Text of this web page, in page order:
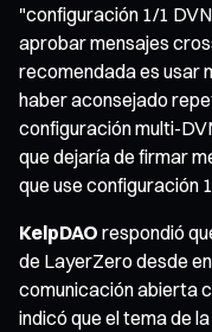
"configuración 1/1
aprobar mensajes
recomendada es usar
haber aconsejado
configuración multi-
que dejaría de firmar
que use configuración
KelpDAO respondió
de LayerZero desde
comunicación abierta
indicó que el tema de